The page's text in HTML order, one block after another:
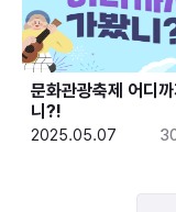
문화관광축제 어디
니?!
2025.05.07